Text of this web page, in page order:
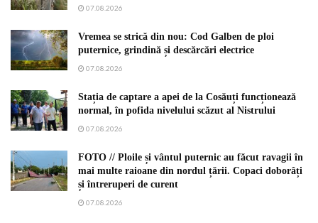
07.08.2026
Vremea se strică din nou: Cod Galben de ploi
puternice, grindină și descărcări electrice
07.08.2026
Stația de captare a apei de la Cosăuți funcționează
normal, în pofida nivelului scăzut al Nistrului
07.08.2026
FOTO // Ploile și vântul puternic au făcut ravagii în
mai multe raioane din nordul țării. Copaci doborâți
și întreruperi de curent
07.08.2026